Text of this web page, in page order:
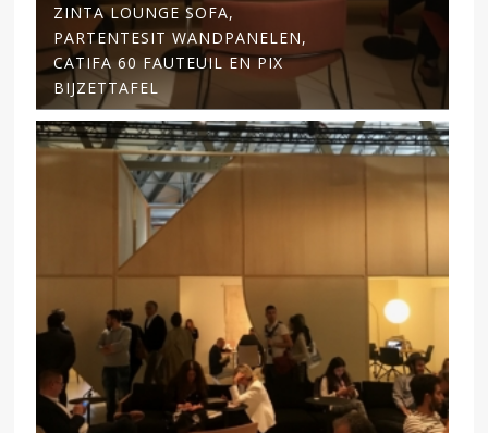
ZINTA LOUNGE SOFA,
PARTENTESIT WANDPANELEN,
CATIFA 60 FAUTEUIL EN PIX
BIJZETTAFEL